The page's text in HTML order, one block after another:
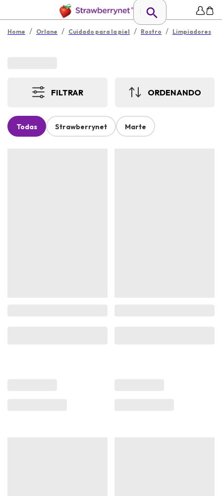
Home / Orlane / Cuidado para la piel / Rostro / Limpiadores
FILTRAR ORDENANDO
Todas Strawberrynet Marte